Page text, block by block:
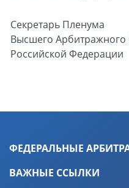
Секретарь Пленума
Высшего Арбитражного
Российской Федерации
ФЕДЕРАЛЬНЫЕ
ВАЖНЫЕ ССЫЛКИ